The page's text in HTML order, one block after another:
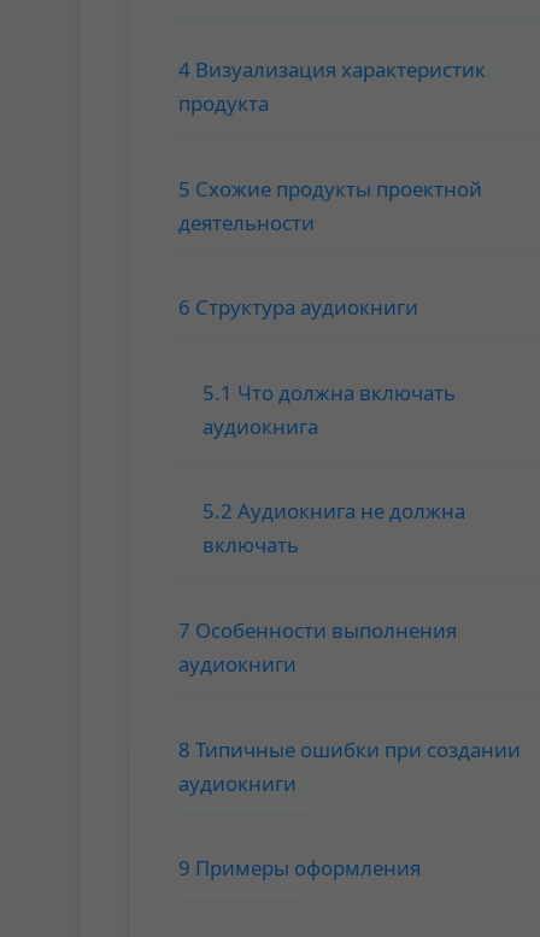
4 Визуализация характеристик
продукта
5 Схожие продукты проектной
деятельности
6 Структура аудиокниги
5.1 Что должна включать
аудиокнига
5.2 Аудиокнига не должна
включать
7 Особенности выполнения
аудиокниги
8 Типичные ошибки при создании
аудиокниги
9 Примеры оформления